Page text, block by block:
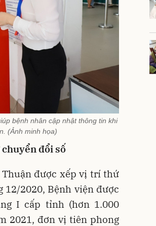
bệnh nhân cập nhật thông tin khi
(Ảnh minh họa)
đổi số
được xếp vị trí thứ
12/2020, Bệnh viện được
I cấp tỉnh (hơn 1.000
2021, đơn vị tiên phong